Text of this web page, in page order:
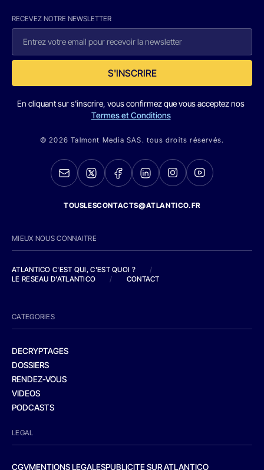
RECEVEZ NOTRE NEWSLETTER
S'INSCRIRE
En cliquant sur s'inscrire, vous confirmez que vous acceptez nos
Termes et Conditions
© 2026 Talmont Media SAS. tous droits réservés.
TOUSLESCONTACTS@ATLANTICO.FR
MIEUX NOUS CONNAITRE
ATLANTICO C'EST QUI, C'EST QUOI ?
/
LE RESEAU D'ATLANTICO
/ CONTACT
CATEGORIES
DECRYPTAGES
DOSSIERS
RENDEZ-VOUS
VIDEOS
PODCASTS
LEGAL
CGVMENTIONS LEGALESPUBLICITE SUR ATLANTICO